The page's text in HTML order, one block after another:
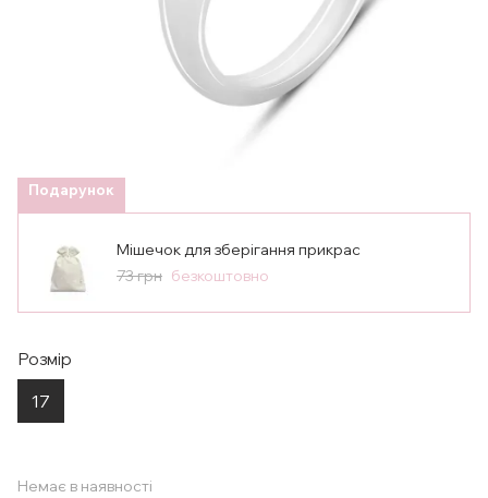
Подарунок
Мішечок для зберігання прикрас
73 грн безкоштовно
Розмір
17
Немає в наявності